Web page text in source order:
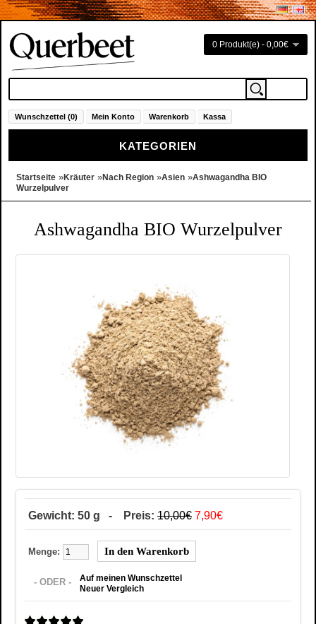
0 Produkt(e) - 0,00€
Wunschzettel (0) Mein Konto Warenkorb Kassa
KATEGORIEN
Startseite »Kräuter »Nach Region »Asien »Ashwagandha BIO
Wurzelpulver
Ashwagandha BIO Wurzelpulver
Gewicht: 50 g - Preis: 10,00€ 7,90€
Menge:
- ODER -
Auf meinen Wunschzettel
Neuer Vergleich